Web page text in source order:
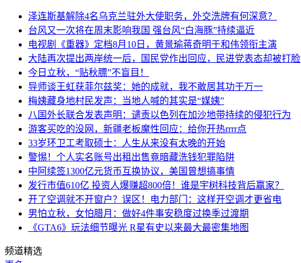
泽连斯基解除4名乌克兰驻外大使职务，外交洗牌有何深意？
台风又一次将在周末影响我国 强台风“白海豚”持续逼近
电视剧《重器》定档8月10日，黄景瑜蒋奇明于和伟领衔主演
大陆再次提出两岸统一后，国民党作出回应，民进党表态却被打脸
今日立秋，“贴秋膘”不盲目！
导师谈王虹获菲尔兹奖：她的成就，我不敢居其功于万一
梅姨藏身地村民发声：当地人喊的其实是“媒姨”
八国外长联合发表声明：谴责以色列在加沙地带持续的侵犯行为
游客买吃的没网，新疆老板魔性回应：给你开热rrrr点
33岁环卫工考取硕士：人生从来没有太晚的开始
警惕！个人实名账号出租出售竟暗藏洗钱犯罪陷阱
中阿续签1300亿元货币互换协议，美国曾想搞事情
发行市值610亿 投资人爆赚超800倍！谁是宇树科技背后赢家？
开了空调就不开窗户？误区！电力部门：这样开空调才更省电
男怕立秋，女怕腊月：做好4件事安稳度过换季过渡期
《GTA6》玩法细节曝光 R星有史以来最大最密集地图
频道精选